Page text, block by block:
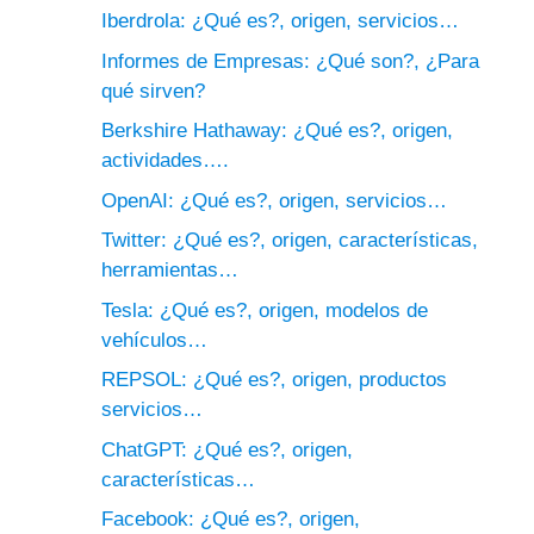
Iberdrola: ¿Qué es?, origen, servicios…
Informes de Empresas: ¿Qué son?, ¿Para
qué sirven?
Berkshire Hathaway: ¿Qué es?, origen,
actividades….
OpenAI: ¿Qué es?, origen, servicios…
Twitter: ¿Qué es?, origen, características,
herramientas…
Tesla: ¿Qué es?, origen, modelos de
vehículos…
REPSOL: ¿Qué es?, origen, productos
servicios…
ChatGPT: ¿Qué es?, origen,
características…
Facebook: ¿Qué es?, origen,